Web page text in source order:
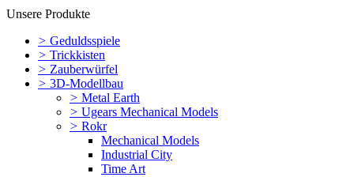
Unsere Produkte
> Geduldsspiele
> Trickkisten
> Zauberwürfel
> 3D-Modellbau
> Metal Earth
> Ugears Mechanical Models
> Rokr
Mechanical Models
Industrial City
Time Art